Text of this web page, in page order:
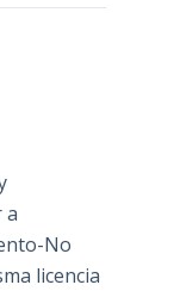
a
No
licencia